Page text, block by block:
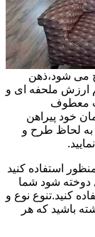
می شود،ذهن
ارزش ملحفه ای و
معطوف
خود پیراهن
به لحاظ طرح و
استفاده کنید
دوخته شود شما
کنید.تنوع نوع و
باشید که هر